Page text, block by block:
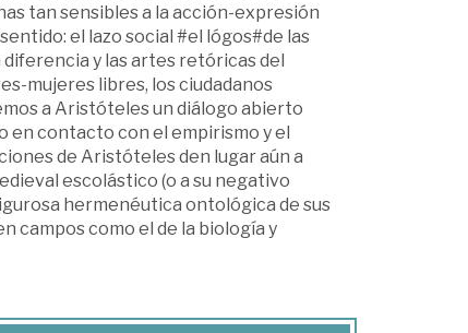
tan sensibles a la acción-expresión
el lazo social #el lógos#de las
y las artes retóricas del
mujeres libres, los ciudadanos
a Aristóteles un diálogo abierto
en contacto con el empirismo y el
de Aristóteles den lugar aún a
escolástico (o a su negativo
hermenéutica ontológica de sus
campos como el de la biología y